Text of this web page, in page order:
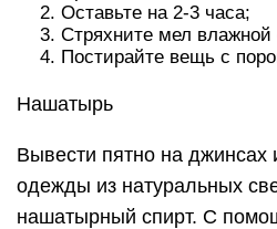
Оставьте на 2-3 часа;
Стряхните мел влажной
Постирайте вещь с
Нашатырь
Вывести пятно на джинсах
одежды из натуральных
нашатырный спирт. С